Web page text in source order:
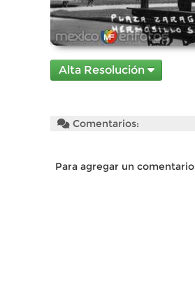
Alta Resolución
Comentarios:
Para agregar un comentario